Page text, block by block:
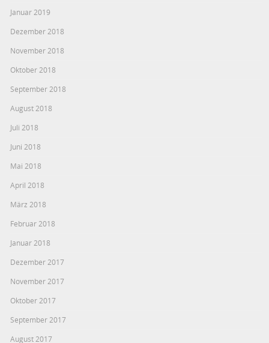
Januar 2019
Dezember 2018
November 2018
Oktober 2018
September 2018
August 2018
Juli 2018
Juni 2018
Mai 2018
April 2018
März 2018
Februar 2018
Januar 2018
Dezember 2017
November 2017
Oktober 2017
September 2017
August 2017